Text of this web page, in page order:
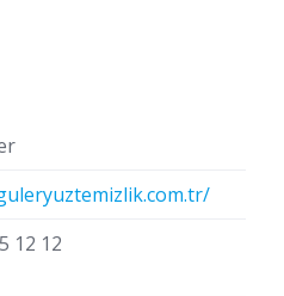
12 12